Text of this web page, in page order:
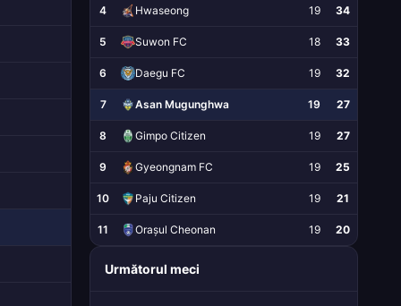
4 Hwaseong 19 34
5 Suwon FC 18 33
6 Daegu FC 19 32
7 Asan Mugunghwa 19 27
8 Gimpo Citizen 19 27
9 Gyeongnam FC 19 25
10 Paju Citizen 19 21
11 Orașul Cheonan 19 20
Următorul meci